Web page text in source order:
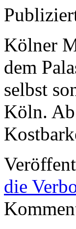
Kölner
dem
selbst
Köln. Ab
die